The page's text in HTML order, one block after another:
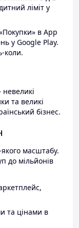
ліміт у
в App
у Google Play.
коли.
та великі
бізнес.
масштабу.
до мільйонів
та цінами в